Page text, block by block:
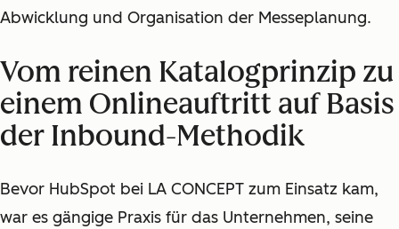
Abwicklung und Organisation der Messeplanung.
Vom reinen Katalogprinzip zu
einem Onlineauftritt auf Basis
der Inbound-Methodik
Bevor HubSpot bei LA CONCEPT zum Einsatz kam,
war es gängige Praxis für das Unternehmen, seine